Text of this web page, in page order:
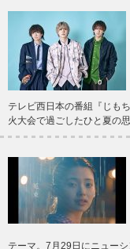
テレビ西日本の番組『じも
火大会で過ごしたひと夏の
テーマ。7月29日にニュー